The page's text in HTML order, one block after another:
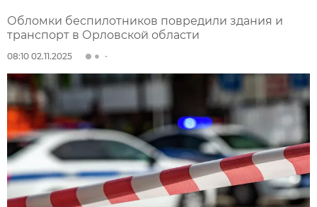
Обломки беспилотников повредили здания и
транспорт в Орловской области
08:10 02.11.2025